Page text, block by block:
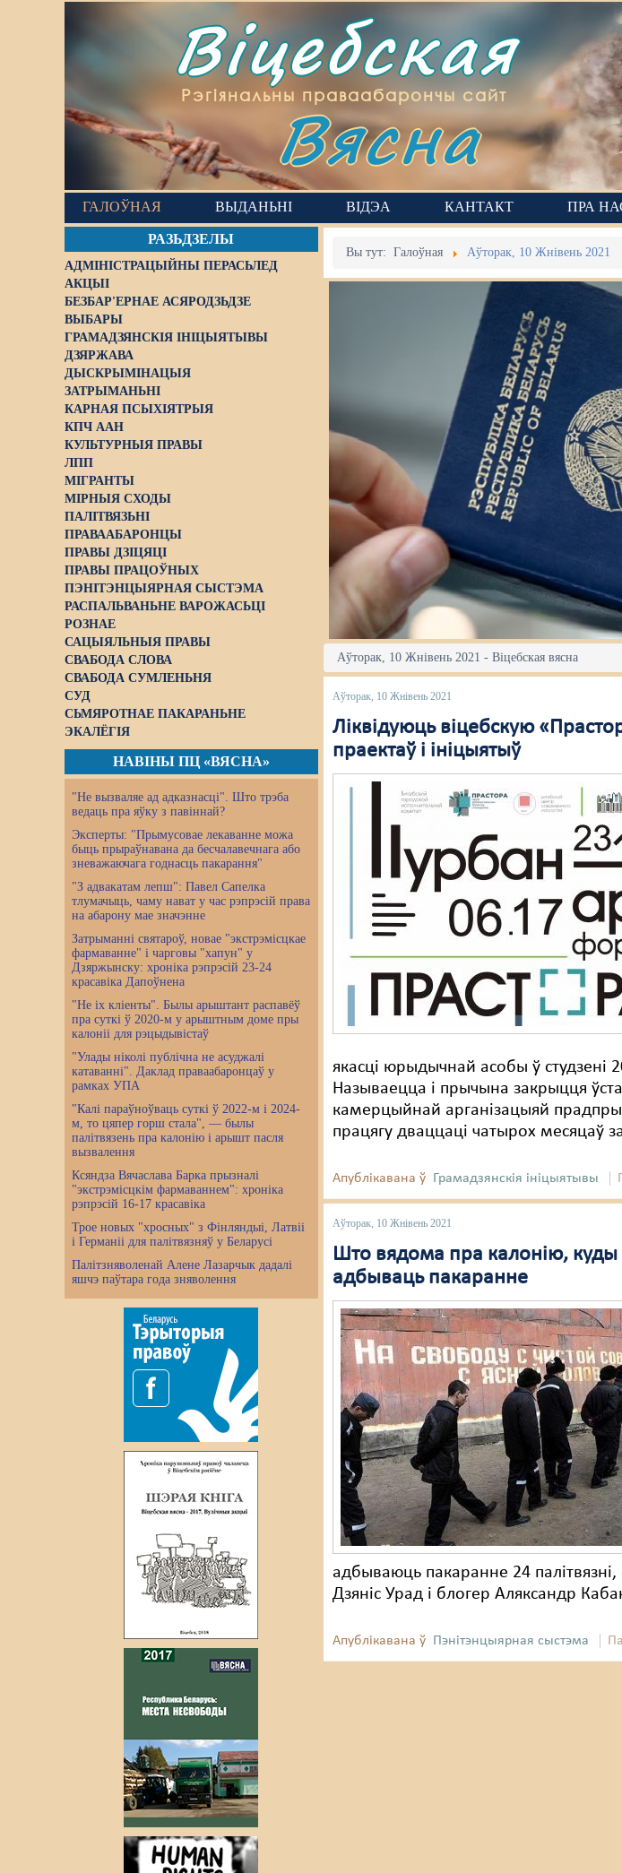
Віцебская
Рэгіянальны праваабарончы сайт
Вясна
ГАЛОЎНАЯ ВЫДАНЬНІ ВІДЭА КАНТАКТ ПРА
РАЗЬДЗЕЛЫ
АДМІНІСТРАЦЫЙНЫ ПЕРАСЬЛЕД
АКЦЫІ
БЕЗБАР'ЕРНАЕ АСЯРОДЗЬДЗЕ
ВЫБАРЫ
ГРАМАДЗЯНСКІЯ ІНІЦЫЯТЫВЫ
ДЗЯРЖАВА
ДЫСКРЫМІНАЦЫЯ
ЗАТРЫМАНЬНІ
КАРНАЯ ПСЫХІЯТРЫЯ
КПЧ ААН
КУЛЬТУРНЫЯ ПРАВЫ
ЛПП
МІГРАНТЫ
МІРНЫЯ СХОДЫ
ПАЛІТВЯЗЬНІ
ПРАВААБАРОНЦЫ
ПРАВЫ ДЗІЦЯЦІ
ПРАВЫ ПРАЦОЎНЫХ
ПЭНІТЭНЦЫЯРНАЯ СЫСТЭМА
РАСПАЛЬВАНЬНЕ ВАРОЖАСЬЦІ
РОЗНАЕ
САЦЫЯЛЬНЫЯ ПРАВЫ
СВАБОДА СЛОВА
СВАБОДА СУМЛЕНЬНЯ
СУД
СЬМЯРОТНАЕ ПАКАРАНЬНЕ
ЭКАЛЁГІЯ
НАВІНЫ ПЦ «ВЯСНА»
"Не вызваляе ад адказнасці". Што трэба
ведаць пра яўку з павіннай?
Эксперты: "Прымусовае лекаванне можа
быць прыраўнавана да бесчалавечнага або
зневажаючага годнасць пакарання"
"З адвакатам лепш": Павел Сапелка
тлумачыць, чаму нават у час рэпрэсій права
на абарону мае значэнне
Затрыманні святароў, новае "экстрэмісцкае
фармаванне" і чарговы "хапун" у
Дзяржынску: хроніка рэпрэсій 23-24
красавіка Дапоўнена
"Не іх кліенты". Былы арыштант распавёў
пра суткі ў 2020-м у арыштным доме пры
калоніі для рэцыдывістаў
"Улады ніколі публічна не асуджалі
катаванні". Даклад праваабаронцаў у
рамках УПА
"Калі параўноўваць суткі ў 2022-м і 2024-
м, то цяпер горш стала", — былы
палітвязень пра калонію і арышт пасля
вызвалення
Ксяндза Вячаслава Барка прызналі
"экстрэмісцкім фармаваннем": хроніка
рэпрэсій 16-17 красавіка
Трое новых "хросных" з Фінляндыі, Латвіі
і Германіі для палітвязняў у Беларусі
Палітзняволенай Алене Лазарчык дадалі
яшчэ паўтара года зняволення
Вы тут:Галоўная Аўторак, 10 Жнівень 2021
Аўторак, 10 Жнівень 2021 - Віцебская вясна
Аўторак, 10 Жнівень 2021
Ліквідуюць віцебскую
праектаў і ініцыятыў
якасці юрыдычнай асобы ў студзені
Называецца і прычына закрыцця
камерцыйнай арганізацыяй
працягу дваццаці чатырох месяцаў
Апублікавана ў Грамадзянскія ініцыятывы
Аўторак, 10 Жнівень 2021
Што вядома пра калонію, куды
адбываць пакаранне
адбываюць пакаранне 24
Дзяніс Урад і блогер Аляксандр
Апублікавана ў Пэнітэнцыярная сыстэма